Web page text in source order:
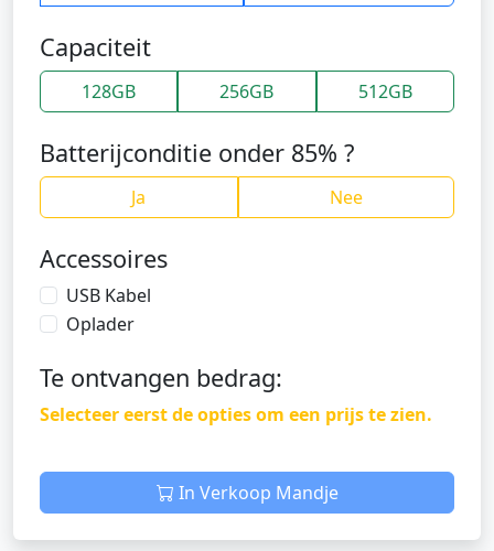
Capaciteit
128GB 256GB 512GB
Batterijconditie onder 85% ?
Ja Nee
Accessoires
USB Kabel
Oplader
Te ontvangen bedrag:
Selecteer eerst de opties om een prijs te zien.
In Verkoop Mandje